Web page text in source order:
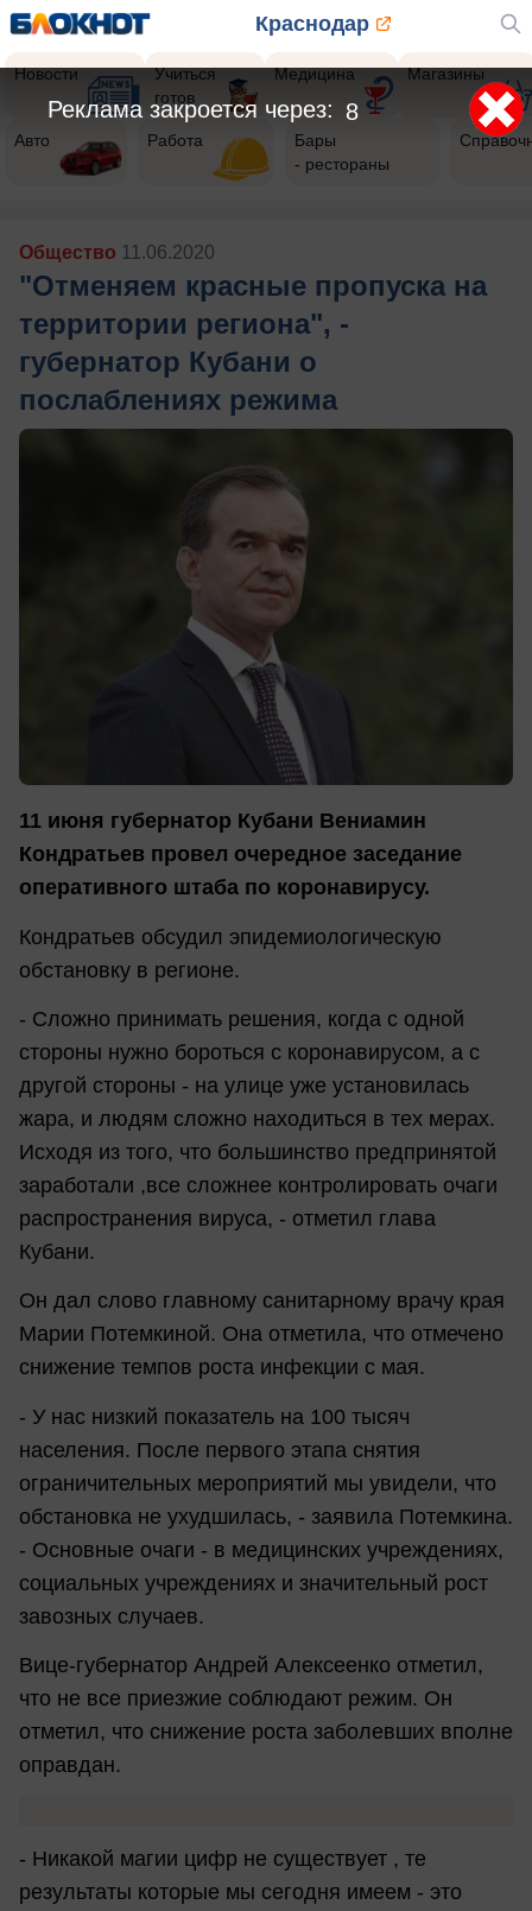
Краснодар
Новости
Учиться
готов
Медицина Магазины
Авто Работа
Бары
- рестораны
Общество 11.06.2020
"Отменяем красные пропуска на
территории региона", -
губернатор Кубани о
послаблениях режима
11 июня губернатор Кубани Вениамин
Кондратьев провел очередное заседание
оперативного штаба по коронавирусу.
Кондратьев обсудил эпидемиологическую
обстановку в регионе.
- Сложно принимать решения, когда с одной
стороны нужно бороться с коронавирусом, а с
другой стороны - на улице уже установилась
жара, и людям сложно находиться в тех мерах.
Исходя из того, что большинство предпринятой
заработали ,все сложнее контролировать очаги
распространения вируса, - отметил глава
Кубани.
Он дал слово главному санитарному врачу края
Марии Потемкиной. Она отметила, что отмечено
снижение темпов роста инфекции с мая.
- У нас низкий показатель на 100 тысяч
населения. После первого этапа снятия
ограничительных мероприятий мы увидели, что
обстановка не ухудшилась, - заявила Потемкина.
- Основные очаги - в медицинских учреждениях,
социальных учреждениях и значительный рост
завозных случаев.
Вице-губернатор Андрей Алексеенко отметил,
что не все приезжие соблюдают режим. Он
отметил, что снижение роста заболевших вполне
оправдан.
- Никакой магии цифр не существует , те
результаты которые мы сегодня имеем - это
5
Реклама закроется через: